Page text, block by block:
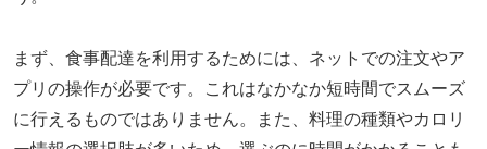
まず、食事配達を利用するためには、ネットでの注文やア
プリの操作が必要です。これはなかなか短時間でスムーズ
に行えるものではありません。また、料理の種類やカロリ